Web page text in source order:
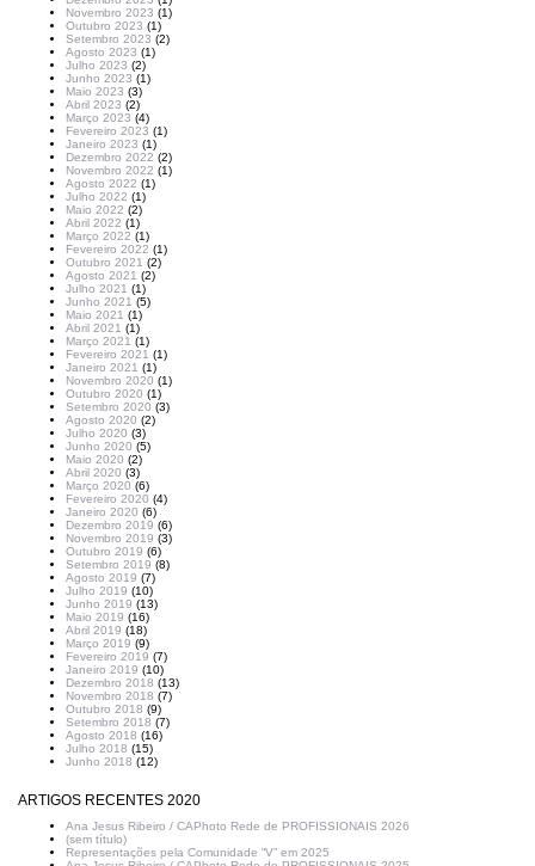
Novembro 2023 (1)
Outubro 2023 (1)
Setembro 2023 (2)
Agosto 2023 (1)
Julho 2023 (2)
Junho 2023 (1)
Maio 2023 (3)
Abril 2023 (2)
Março 2023 (4)
Fevereiro 2023 (1)
Janeiro 2023 (1)
Dezembro 2022 (2)
Novembro 2022 (1)
Agosto 2022 (1)
Julho 2022 (1)
Maio 2022 (2)
Abril 2022 (1)
Março 2022 (1)
Fevereiro 2022 (1)
Outubro 2021 (2)
Agosto 2021 (2)
Julho 2021 (1)
Junho 2021 (5)
Maio 2021 (1)
Abril 2021 (1)
Março 2021 (1)
Fevereiro 2021 (1)
Janeiro 2021 (1)
Novembro 2020 (1)
Outubro 2020 (1)
Setembro 2020 (3)
Agosto 2020 (2)
Julho 2020 (3)
Junho 2020 (5)
Maio 2020 (2)
Abril 2020 (3)
Março 2020 (6)
Fevereiro 2020 (4)
Janeiro 2020 (6)
Dezembro 2019 (6)
Novembro 2019 (3)
Outubro 2019 (6)
Setembro 2019 (8)
Agosto 2019 (7)
Julho 2019 (10)
Junho 2019 (13)
Maio 2019 (16)
Abril 2019 (18)
Março 2019 (9)
Fevereiro 2019 (7)
Janeiro 2019 (10)
Dezembro 2018 (13)
Novembro 2018 (7)
Outubro 2018 (9)
Setembro 2018 (7)
Agosto 2018 (16)
Julho 2018 (15)
Junho 2018 (12)
ARTIGOS RECENTES 2020
Ana Jesus Ribeiro / CAPhoto Rede de PROFISSIONAIS 2026
(sem título)
Representações pela Comunidade “V” em 2025